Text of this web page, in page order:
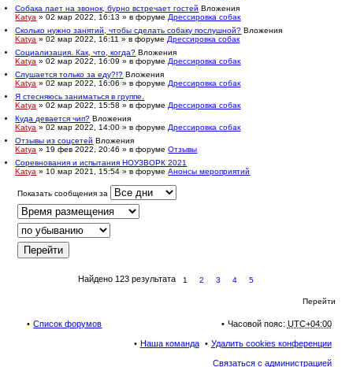
Собака лает на звонок, бурно встречает гостей Вложения
Katya » 02 мар 2022, 16:13 » в форуме Дрессировка собак
Сколько нужно занятий, чтобы сделать собаку послушной? Вложения
Katya » 02 мар 2022, 16:11 » в форуме Дрессировка собак
Социализация. Как, что, когда? Вложения
Katya » 02 мар 2022, 16:09 » в форуме Дрессировка собак
Слушается только за еду?!? Вложения
Katya » 02 мар 2022, 16:06 » в форуме Дрессировка собак
Я стесняюсь заниматься в группе.
Katya » 02 мар 2022, 15:58 » в форуме Дрессировка собак
Куда девается чип? Вложения
Katya » 02 мар 2022, 14:00 » в форуме Дрессировка собак
Отзывы из соцсетей Вложения
Katya » 19 фев 2022, 20:46 » в форумеОтзывы
Соревнования и испытания НОУЗВОРК 2021
Katya » 10 мар 2021, 15:54 » в форумеАнонсы мероприятий
Показать сообщения за
Найдено 123 результата 1 2 3 4 5
Перейти
Список форумов Часовой пояс: UTC+04:00
Удалить cookies конференции
Наша команда
Связаться с администрацией